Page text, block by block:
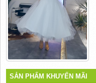
SẢN PHẨM KHUYẾN MÃI